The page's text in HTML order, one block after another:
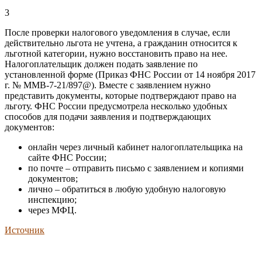
3
После проверки налогового уведомления в случае, если
действительно льгота не учтена, а гражданин относится к
льготной категории, нужно восстановить право на нее.
Налогоплательщик должен подать заявление по
установленной форме (Приказ ФНС России от 14 ноября 2017
г. № ММВ-7-21/897@). Вместе с заявлением нужно
представить документы, которые подтверждают право на
льготу. ФНС России предусмотрела несколько удобных
способов для подачи заявления и подтверждающих
документов:
онлайн через личный кабинет налогоплательщика на
сайте ФНС России;
по почте – отправить письмо с заявлением и копиями
документов;
лично – обратиться в любую удобную налоговую
инспекцию;
через МФЦ.
Источник